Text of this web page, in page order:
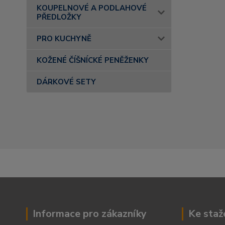
KOUPELNOVÉ A PODLAHOVÉ
PŘEDLOŽKY
PRO KUCHYNĚ
KOŽENÉ ČÍŠNÍCKÉ PENĚŽENKY
DÁRKOVÉ SETY
Informace pro zákazníky Ke